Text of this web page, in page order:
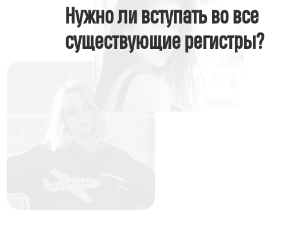
Нужно ли вступать во все
существующие регистры?